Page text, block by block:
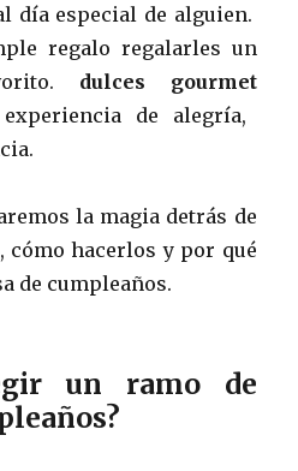
día especial de alguien.
regalo regalarles un
dulces gourmet
de alegría,
la magia detrás de
cómo hacerlos y por qué
de cumpleaños.
un ramo de